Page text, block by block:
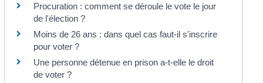
Procuration : comment se déroule le vote le jour
de l'élection ?
Moins de 26 ans : dans quel cas faut-il s'inscrire
pour voter ?
Une personne détenue en prison a-t-elle le droit
de voter ?